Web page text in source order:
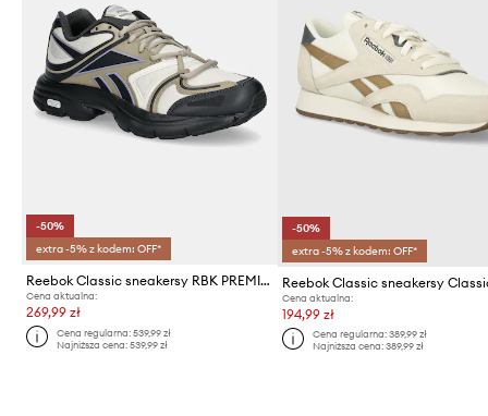
-50%
extra -5% z kodem: OFF*
Reebok Classic sneakersy RBK PREMIER ROAD PLUS VI
Cena aktualna:
269,99 zł
Cena regularna:539,99 zł
Najniższa cena:539,99 zł
-50%
extra -5% z kodem: OFF*
Cena aktualna:
194,99 zł
Cena regularna: 389,99 zł
Najniższa cena: 389,99 zł